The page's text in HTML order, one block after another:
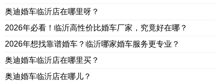
奥迪婚车临沂店在哪里呀？
2026年必看！临沂高性价比婚车厂家，究竟好在哪？
2026年想找靠谱婚车？临沂哪家婚车服务更专业？
奥迪婚车临沂店在哪里买？
奥迪婚车临沂店在哪儿？